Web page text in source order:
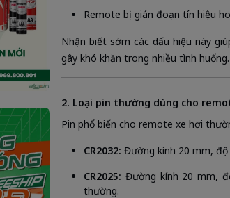
Remote bị gián đoạn tín hiệu
Nhận biết sớm các dấu hiệu này
gây khó khăn trong nhiều tình huống.
2. Loại pin thường dùng cho
Pin phổ biến cho remote xe hơi
CR2032: Đường kính 20 mm,
CR2025: Đường kính 20 mm,
thường.